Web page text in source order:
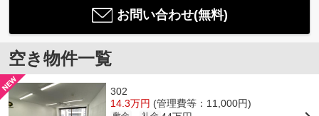
お問い合わせ(無料)
空き物件一覧
302
14.3万円 (管理費等：11,000円)